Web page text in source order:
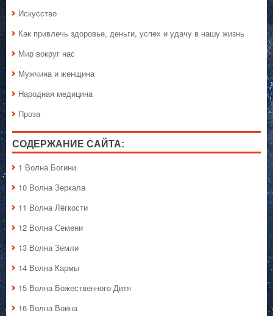
Искусство
Как привлечь здоровье, деньги, успех и удачу в нашу жизнь
Мир вокруг нас
Мужчина и женщина
Народная медицина
Проза
СОДЕРЖАНИЕ САЙТА:
1 Волна Богини
10 Волна Зеркала
11 Волна Лёгкости
12 Волна Семени
13 Волна Земли
14 Волна Кармы
15 Волна Божественного Дитя
16 Волна Воина